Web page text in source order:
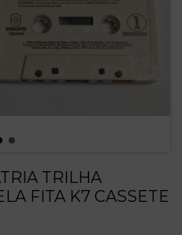
TRILHA
FITA K7 CASSETE